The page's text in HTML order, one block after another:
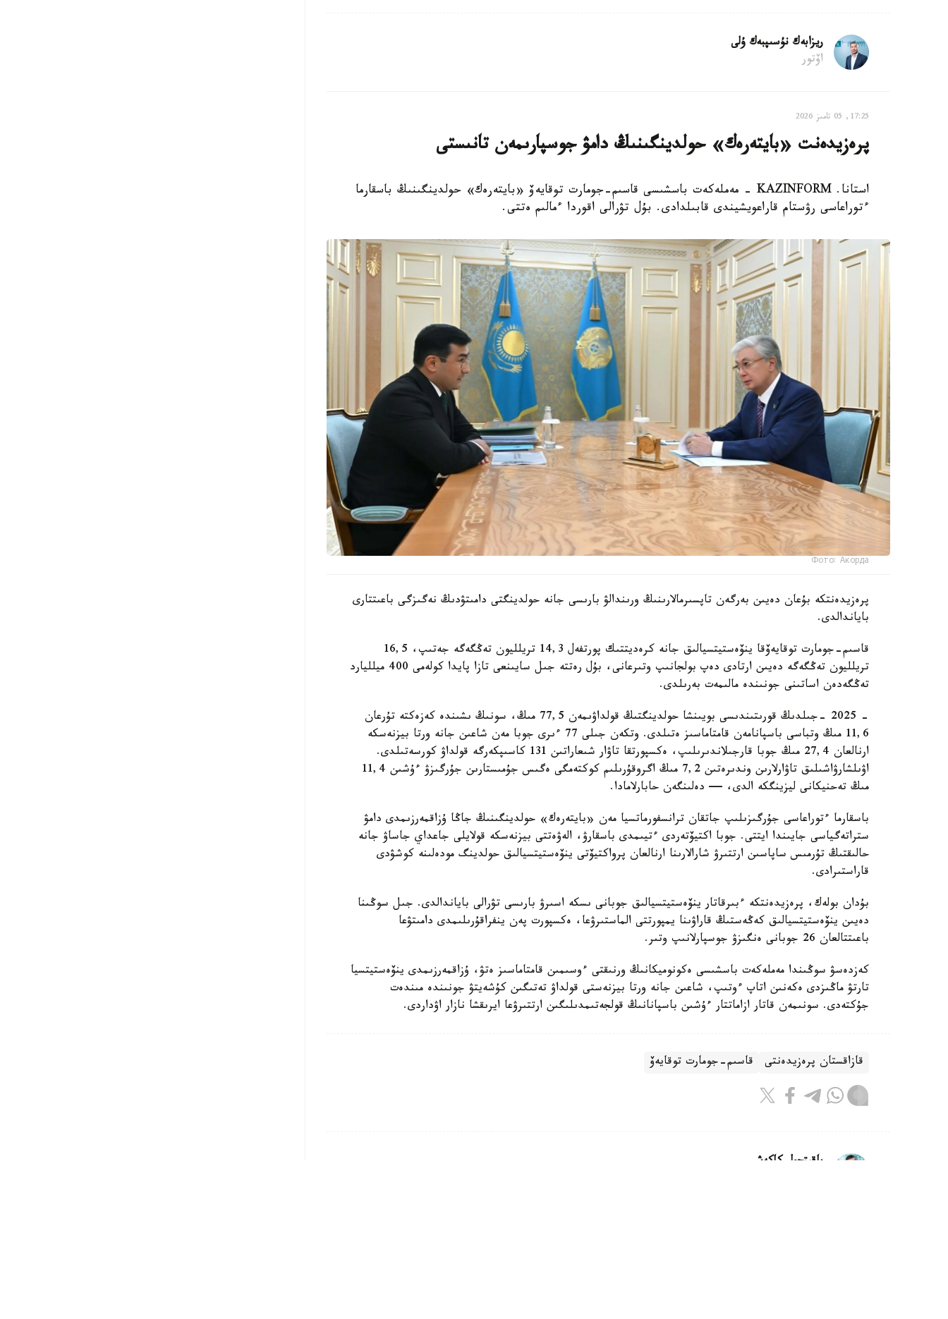
ريزابەك نۇسىپبەك ۇلى
اۆتور
17:25, 05 تامىز 2026
پرەزيدەنت «بايتەرەك» حولدينگىنىڭ دامۋ جوسپارىمەن تانىستى
استانا. KAZINFORM - مەملەكەت باسشىسى قاسىم-جومارت توقايەۆ «بايتەرەك» حولدينگىنىڭ باسقارما
ءتوراعاسى رۋستام قاراعويشيندى قابىلدادى. بۇل تۋرالى اقوردا ءمالىم ەتتى.
Фото: Акорда
پرەزيدەنتكە بۇعان دەيىن بەرگەن تاپسىرمالارىنىڭ ورىندالۋ بارىسى جانە حولدينگتى دامىتۋدىڭ نەگىزگى باعىتتارى
باياندالدى.
قاسىم-جومارت توقايەۆقا ينۆەستيتسيالىق جانە كرەديتتىك پورتفەل 14,3 تريلليون تەڭگەگە جەتىپ، 16,5
تريلليون تەڭگەگە دەيىن ارتادى دەپ بولجانىپ وتىرعانى، بۇل رەتتە جىل سايىنعى تازا پايدا كولەمى 400 ميلليارد
تەڭگەدەن اساتىنى جونىندە مالىمەت بەرىلدى.
- 2025 -جىلدىڭ قورىتىندىسى بويىنشا حولدينگتىڭ قولداۋىمەن 77,5 مىڭ، سونىڭ ىشىندە كەزەكتە تۇرعان
11,6 مىڭ وتباسى باسپانامەن قامتاماسىز ەتىلدى. وتكەن جىلى 77 ءىرى جوبا مەن شاعىن جانە ورتا بيزنەسكە
ارنالعان 27,4 مىڭ جوبا قارجىلاندىرىلىپ، ەكسپورتقا تاۋار شىعاراتىن 131 كاسىپكەرگە قولداۋ كورسەتىلدى.
اۋىلشارۋاشىلىق تاۋارلارىن وندىرەتىن 7,2 مىڭ اگروقۇرىلىم كوكتەمگى ەگىس جۇمىستارىن جۇرگىزۋ ءۇشىن 11,4
مىڭ تەحنيكانى ليزينگكە الدى، — دەلىنگەن حابارلامادا.
باسقارما ءتوراعاسى جۇرگىزىلىپ جاتقان ترانسفورماتسيا مەن «بايتەرەك» حولدينگىنىڭ جاڭا ۇزاقمەرزىمدى دامۋ
ستراتەگياسى جايىندا ايتتى. جوبا اكتيۆتەردى ءتيىمدى باسقارۋ، الەۋەتتى بيزنەسكە قولايلى جاعداي جاساۋ جانە
حالىقتىڭ تۇرمىس ساپاسىن ارتتىرۋ شارالارىنا ارنالعان پرواكتيۆتى ينۆەستيتسيالىق حولدينگ مودەلىنە كوشۋدى
قاراستىرادى.
بۇدان بولەك، پرەزيدەنتكە ءبىرقاتار ينۆەستيتسيالىق جوبانى ىسكە اسىرۋ بارىسى تۋرالى باياندالدى. جىل سوڭىنا
دەيىن ينۆەستيتسيالىق كەڭەستىڭ قاراۋىنا يمپورتتى الماستىرۋعا، ەكسپورت پەن ينفراقۇرىلىمدى دامىتۋعا
باعىتتالعان 26 جوبانى ەنگىزۋ جوسپارلانىپ وتىر.
كەزدەسۋ سوڭىندا مەملەكەت باسشىسى ەكونوميكانىڭ ورنىقتى ءوسىمىن قامتاماسىز ەتۋ، ۇزاقمەرزىمدى ينۆەستيتسيا
تارتۋ ماڭىزدى ەكەنىن اتاپ ءوتىپ، شاعىن جانە ورتا بيزنەستى قولداۋ تەتىگىن كۇشەيتۋ جونىندە مىندەت
جۇكتەدى. سونىمەن قاتار ازاماتتار ءۇشىن باسپانانىڭ قولجەتىمدىلىگىن ارتتىرۋعا ايرىقشا نازار اۋداردى.
قازاقستان پرەزيدەنتى قاسىم-جومارت توقايەۆ
باقىتجول كاكەش